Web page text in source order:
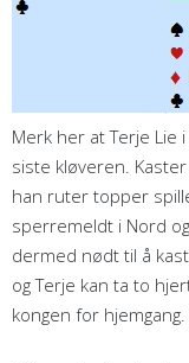
Merk her at Terje Lie
siste kløveren.
han ruter topper
sperremeldt i Nord
dermed nødt til å
og Terje kan ta to
kongen for hjemgang.